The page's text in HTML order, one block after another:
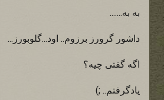
به به.......
داشور گرورز برزوم.. اود...گلوبورز...
اگه گفتی چیه؟
یادگرفتم.. ;)